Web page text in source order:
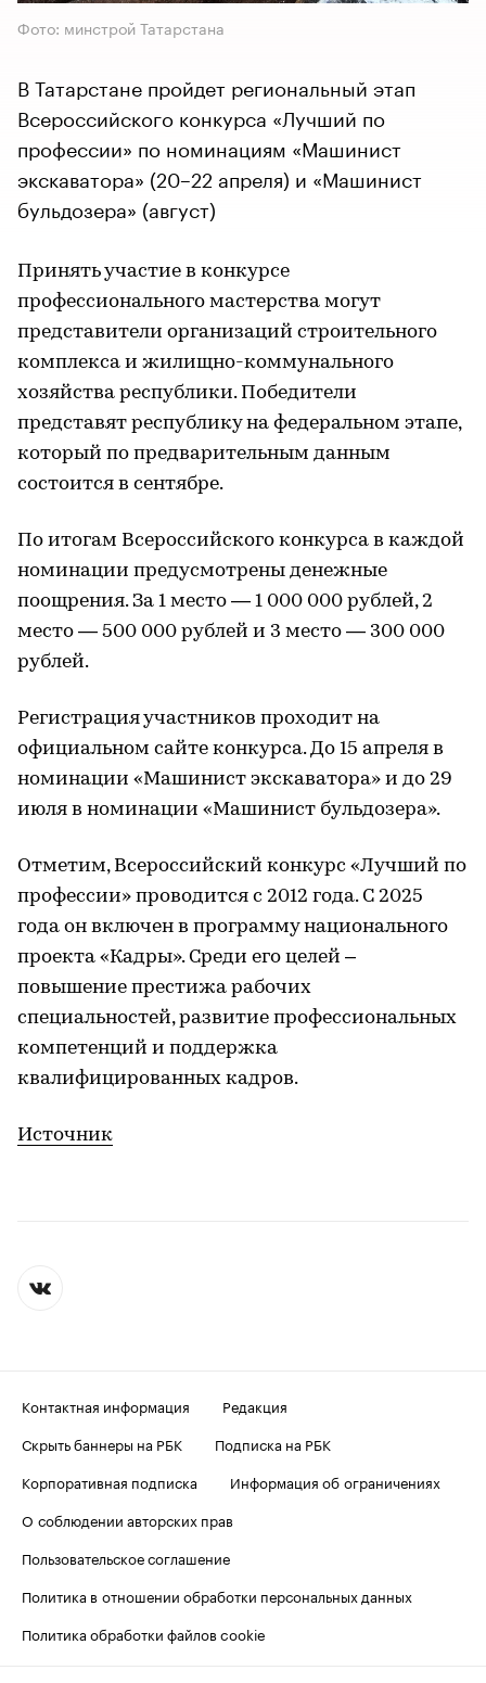
Фото: минстрой Татарстана
В Татарстане пройдет региональный этап
Всероссийского конкурса «Лучший по
профессии» по номинациям «Машинист
экскаватора» (20–22 апреля) и «Машинист
бульдозера» (август)
Принять участие в конкурсе
профессионального мастерства могут
представители организаций строительного
комплекса и жилищно-коммунального
хозяйства республики. Победители
представят республику на федеральном этапе,
который по предварительным данным
состоится в сентябре.
По итогам Всероссийского конкурса в каждой
номинации предусмотрены денежные
поощрения. За 1 место — 1 000 000 рублей, 2
место — 500 000 рублей и 3 место — 300 000
рублей.
Регистрация участников проходит на
официальном сайте конкурса. До 15 апреля в
номинации «Машинист экскаватора» и до 29
июля в номинации «Машинист бульдозера».
Отметим, Всероссийский конкурс «Лучший по
профессии» проводится с 2012 года. С 2025
года он включен в программу национального
проекта «Кадры». Среди его целей –
повышение престижа рабочих
специальностей, развитие профессиональных
компетенций и поддержка
квалифицированных кадров.
Источник
Контактная информация
Редакция
Скрыть баннеры на РБК
Подписка на РБК
Корпоративная подписка
Информация об ограничениях
О соблюдении авторских прав
Пользовательское соглашение
Политика в отношении обработки персональных данных
Политика обработки файлов cookie